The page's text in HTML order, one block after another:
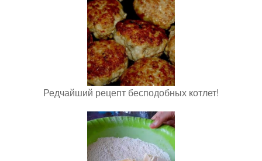
Редчайший рецепт бесподобных котлет!